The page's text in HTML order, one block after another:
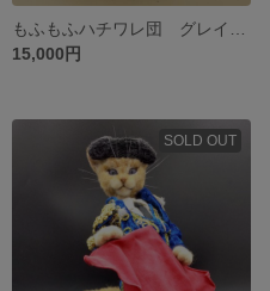
15,000円
SOLD OUT